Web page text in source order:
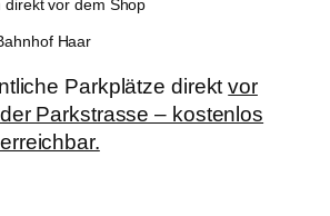
direkt vor dem Shop
Haar
Parkplätze direktvor
Parkstrasse – kostenlos